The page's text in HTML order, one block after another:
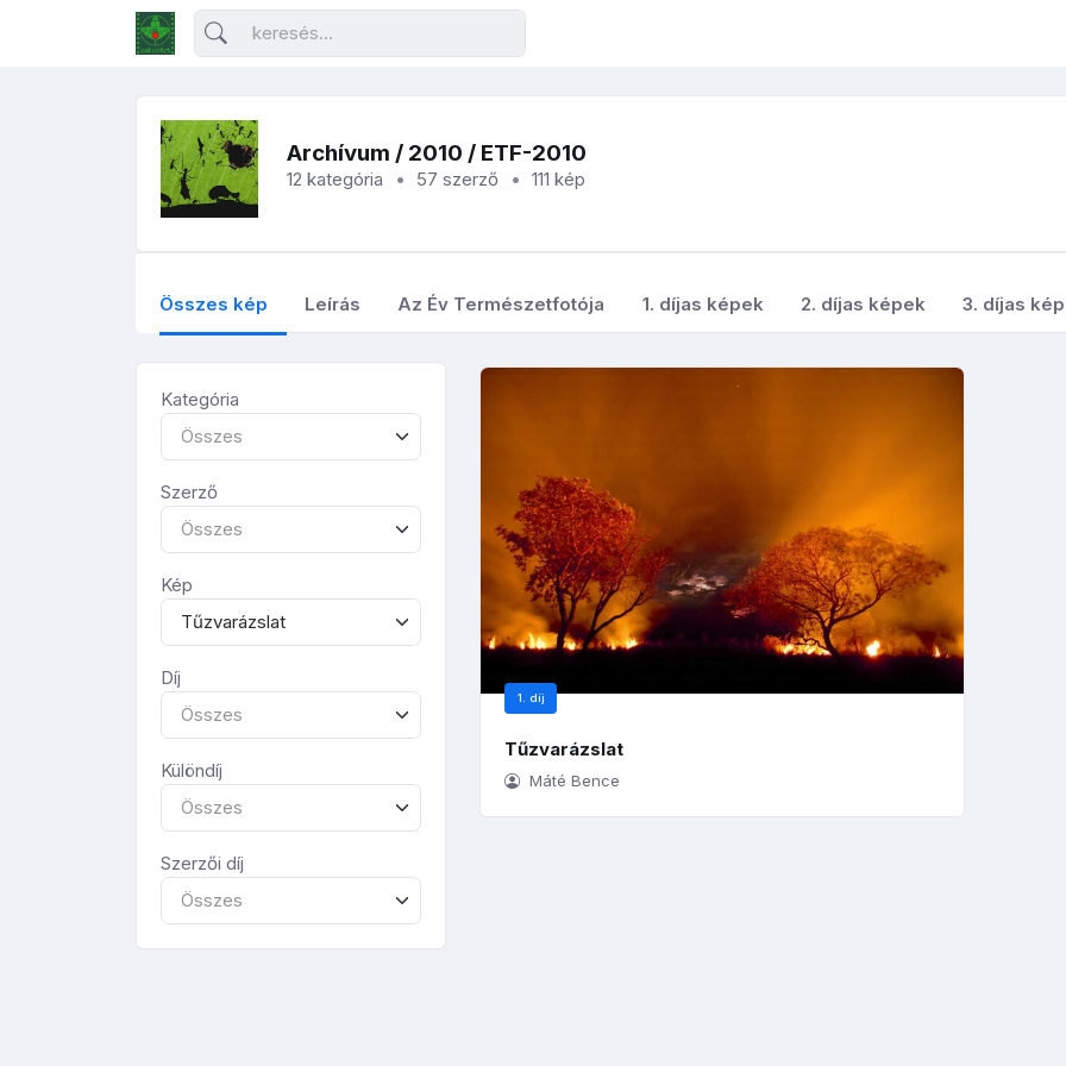
Archívum / 2010 / ETF-2010
12 kategória 57 szerző 111 kép
Összes kép Leírás Az Év Természetfotója 1. díjas képek 2. díjas képek 3. díjas
Kategória
Összes
Szerző
Összes
Kép
Tűzvarázslat
Díj
Összes
Különdíj
Összes
Szerzői díj
Összes
1. díj
Tűzvarázslat
Máté Bence